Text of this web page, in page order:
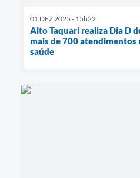
01 DEZ 2025 - 15h22
Alto Taquari realiza Dia D
mais de 700 atendimentos
saúde